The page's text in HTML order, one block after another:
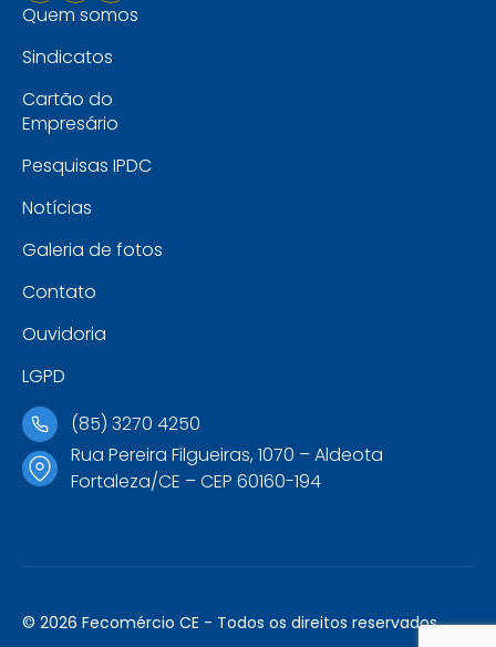
Quem somos
Sindicatos
Cartão do
Empresário
Pesquisas IPDC
Notícias
Galeria de fotos
Contato
Ouvidoria
LGPD
(85) 3270 4250
Rua Pereira Filgueiras, 1070 – Aldeota
Fortaleza/CE – CEP 60160-194
© 2026 Fecomércio CE - Todos os direitos reservados.